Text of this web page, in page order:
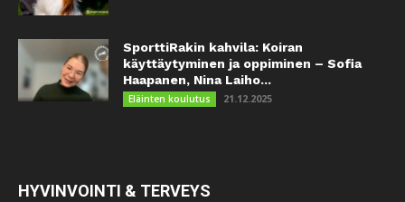
SporttiRakin kahvila: Koiran
käyttäytyminen ja oppiminen – Sofia
Haapanen, Nina Laiho...
Eläinten koulutus 21.12.2025
HYVINVOINTI & TERVEYS